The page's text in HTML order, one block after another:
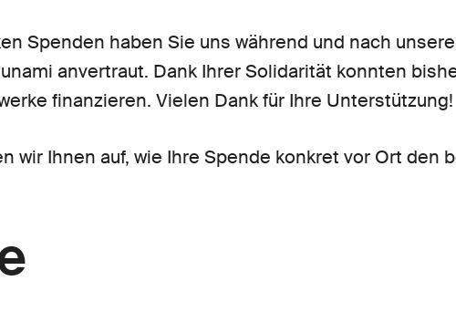
Spenden haben Sie uns während und nach
anvertraut. Dank Ihrer Solidarität konnten
finanzieren. Vielen Dank für Ihre Unterstützung!
wir Ihnen auf, wie Ihre Spende konkret vor Ort den